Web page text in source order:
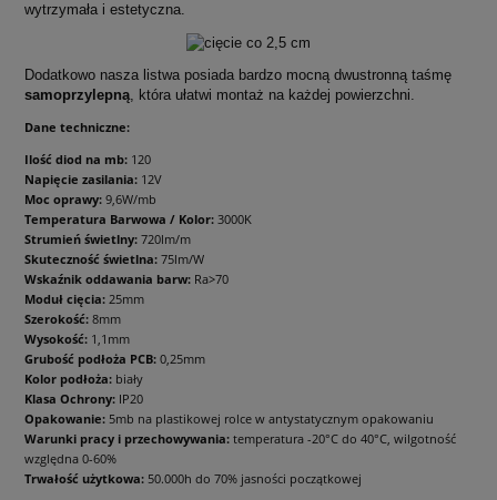
wytrzymała i estetyczna.
Dodatkowo nasza listwa posiada bardzo mocną dwustronną taśmę
samoprzylepną , która ułatwi montaż na każdej powierzchni.
Dane techniczne:
Ilość diod na mb: 120
Napięcie zasilania: 12V
Moc oprawy: 9,6W/mb
Temperatura Barwowa / Kolor: 3000K
Strumień świetlny: 720lm/m
Skuteczność świetlna: 75lm/W
Wskaźnik oddawania barw: Ra>70
Moduł cięcia: 25mm
Szerokość: 8mm
Wysokość: 1,1mm
Grubość podłoża PCB: 0,25mm
Kolor podłoża: biały
Klasa Ochrony: IP20
Opakowanie: 5mb na plastikowej rolce w antystatycznym opakowaniu
Warunki pracy i przechowywania: temperatura -20°C do 40°C, wilgotność
względna 0-60%
Trwałość użytkowa: 50.000h do 70% jasności początkowej